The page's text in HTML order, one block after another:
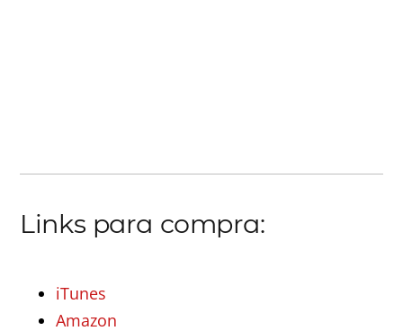
Links para compra:
iTunes
Amazon